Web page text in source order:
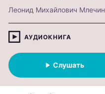
Леонид Михайлович Млечин
АУДИОКНИГА
Слушать